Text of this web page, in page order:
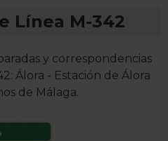
Línea M-342
y correspondencias
Álora - Estación de Álora
de Málaga.